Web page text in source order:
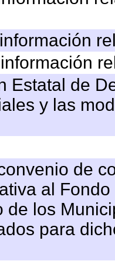
Estatal de
y las
de
al
de los
para